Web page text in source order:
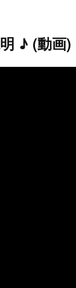
♪ (動画)